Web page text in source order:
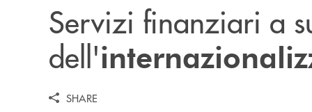
Servizi finanziari a
dell'
SHARE